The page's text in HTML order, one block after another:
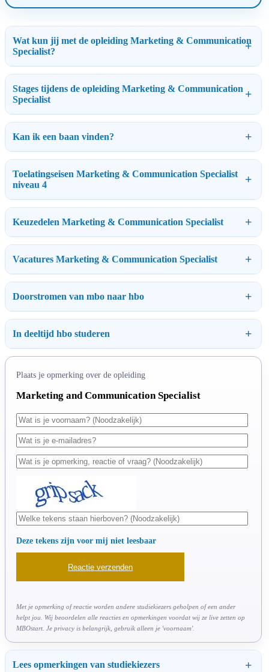
Wat kun jij met de opleiding Marketing & Communication
Specialist?
Stages tijdens de opleiding Marketing & Communication
Specialist
Kan ik een baan vinden?
Toelatingseisen Marketing & Communication Specialist
niveau 4
Keuzedelen Marketing & Communication Specialist
Vacatures Marketing & Communication Specialist
Doorstromen van mbo naar hbo
In deeltijd hbo studeren
Plaats je opmerking over de opleiding
Marketing and Communication Specialist
Deze tekens zijn voor mij niet leesbaar
Met je opmerking of reactie worden andere studiekiezers geholpen of een ander
helpt jou. Wij beoordelen alle reacties en opmerkingen voordat wij ze live zetten op
MBOstart. Je privacy is belangrijk, gebruik alleen je 'voornaam'.
Lees opmerkingen van studiekiezers